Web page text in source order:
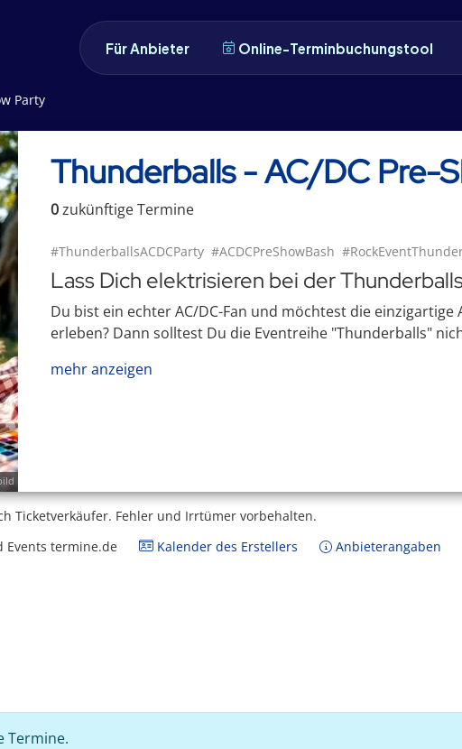
Für Anbieter Online-Terminbuchungstool
Party
Thunderballs - AC/DC Pre-
0zukünftigeTermine
#ThunderballsACDCParty #ACDCPreShowBash
Lass Dich elektrisieren bei der
Du bist ein echter AC/DC-Fan und möchtest die
erleben? Dann solltest Du die Eventreihe "Thunderballs"
mehr anzeigen
Ticketverkäufer. Fehler und Irrtümer vorbehalten.
Events termine.de
Kalender des Erstellers Anbieterangaben
Termine.